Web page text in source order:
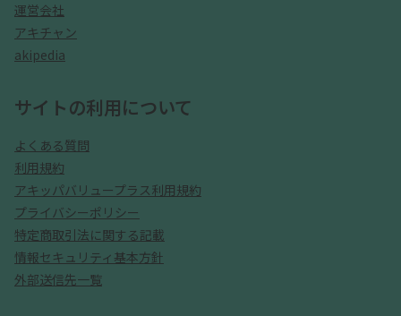
運営会社
アキチャン
akipedia
サイトの利用について
よくある質問
利用規約
アキッパバリュープラス利用規約
プライバシーポリシー
特定商取引法に関する記載
情報セキュリティ基本方針
外部送信先一覧